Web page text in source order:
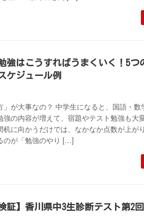
強はこうすればうまくいく！5つ
ケジュール例
」が大事なの？ 中学生になると、国語・数
強の内容が増えて、宿題やテスト勉強も大
机に向かうだけでは、なかなか点数が上が
のが「勉強のやり […]
証】香川県中3生診断テスト第2